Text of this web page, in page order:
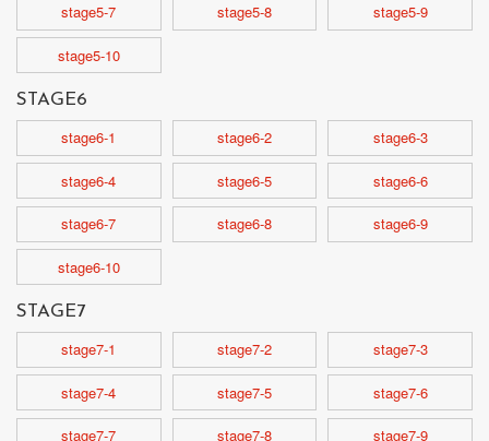
stage5-7 stage5-8 stage5-9
stage5-10
STAGE6
stage6-1 stage6-2 stage6-3
stage6-4 stage6-5 stage6-6
stage6-7 stage6-8 stage6-9
stage6-10
STAGE7
stage7-1 stage7-2 stage7-3
stage7-4 stage7-5 stage7-6
stage7-7 stage7-8 stage7-9